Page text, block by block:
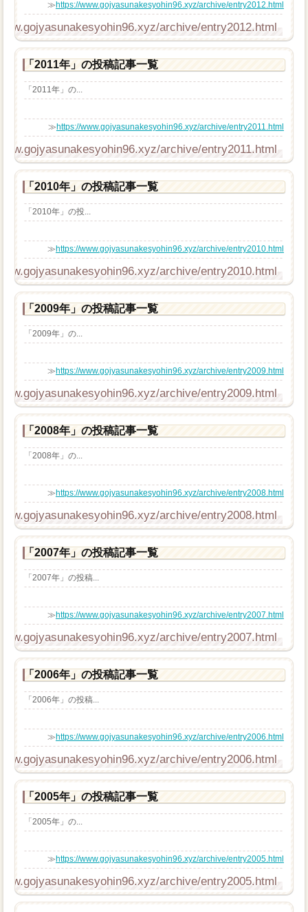
≫https://www.gojyasunakesyohin96.xyz/archive/entry2012.html
archive/entry2012.html
「2011年」の投稿記事一覧
「2011年」の...
≫https://www.gojyasunakesyohin96.xyz/archive/entry2011.html
archive/entry2011.html
「2010年」の投稿記事一覧
「2010年」の投...
≫https://www.gojyasunakesyohin96.xyz/archive/entry2010.html
archive/entry2010.html
「2009年」の投稿記事一覧
「2009年」の...
≫https://www.gojyasunakesyohin96.xyz/archive/entry2009.html
archive/entry2009.html
「2008年」の投稿記事一覧
「2008年」の...
≫https://www.gojyasunakesyohin96.xyz/archive/entry2008.html
archive/entry2008.html
「2007年」の投稿記事一覧
「2007年」の投稿...
≫https://www.gojyasunakesyohin96.xyz/archive/entry2007.html
archive/entry2007.html
「2006年」の投稿記事一覧
「2006年」の投稿...
≫https://www.gojyasunakesyohin96.xyz/archive/entry2006.html
archive/entry2006.html
「2005年」の投稿記事一覧
「2005年」の...
≫https://www.gojyasunakesyohin96.xyz/archive/entry2005.html
archive/entry2005.html